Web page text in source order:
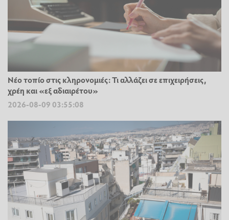
Νέο τοπίο στις κληρονομιές: Τι αλλάζει σε επιχειρήσεις,
χρέη και «εξ αδιαιρέτου»
2026-08-09 03:55:08